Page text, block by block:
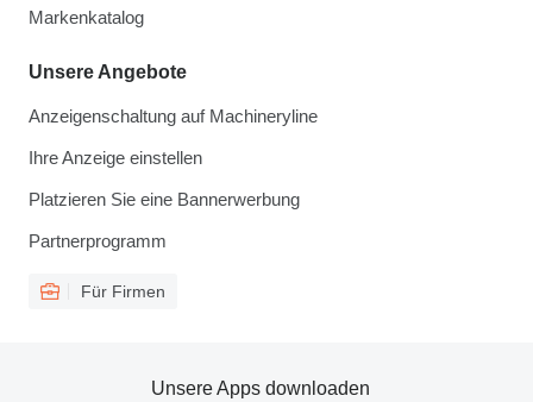
Markenkatalog
Unsere Angebote
Anzeigenschaltung auf Machineryline
Ihre Anzeige einstellen
Platzieren Sie eine Bannerwerbung
Partnerprogramm
Für Firmen
Unsere Apps downloaden